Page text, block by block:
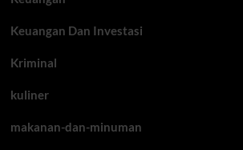
Keuangan Dan Investasi
Kriminal
kuliner
makanan-dan-minuman